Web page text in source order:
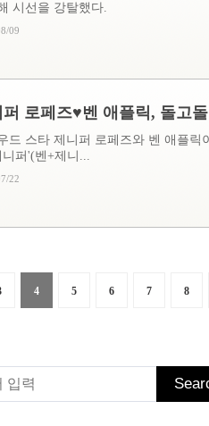
시선을 강탈했다.
09
로페즈♥벤 애플릭, 돌고
드 스타 제니퍼 로페즈와 벤 애플릭
니퍼'(벤+제니...
22
4 5 6 7 8